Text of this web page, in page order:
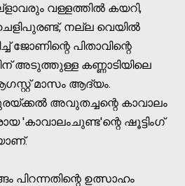
വള്ളത്തില്‍ കയറി,
ചെളിപുരണ്ട്, നല്ല വെയില്‍
ജോണിന്റെ പിതാവിന്റെ
അടുത്തുള്ള കണ്ണാടിയിലെ
മാസം ആദ്യം.
അവുതച്ചന്റെ കാവാലം
'കാവാലംചുണ്ട'ന്റെ ഷൂട്ടിംഗ്
പിറന്നതിന്റെ ഉത്സാഹം